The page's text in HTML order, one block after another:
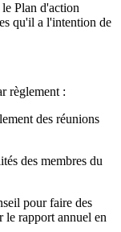
Plan d'action
qu'il a l'intention de
règlement :
des réunions
des membres du
pour faire des
le rapport annuel en